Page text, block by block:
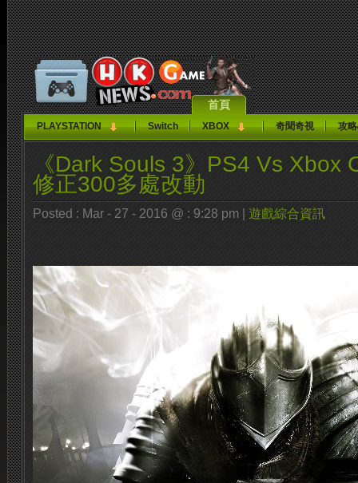
首頁
PLAYSTATION Switch XBOX 奇聞奇視 攻
《Dark Souls 3》PS4 Vs Xbox
修正300多處改動
Posted : Mar - 27 - 2016 @ : 9:28 pm | 遊戲綜合資訊